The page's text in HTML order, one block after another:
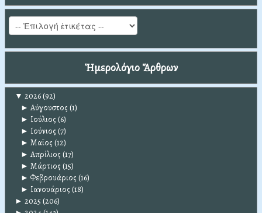
Ἡμερολόγιο Ἄρθρων
▼ 2026(92)
► Αύγουστος (1)
► Ιούλιος (6)
► Ιούνιος (7)
► Μαϊος (12)
► Απρίλιος (17)
► Μάρτιος (15)
► Φεβρουάριος (16)
► Ιανουάριος (18)
► 2025 (206)